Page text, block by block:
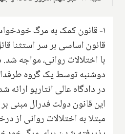
۱- قانون کمک به مرگ
قانون اساسی بر سر استثنا
با اختلالات روانی، مواجه
دوشنبه توسط یک گروه
در دادگاه عالی انتاریو
این قانون دولت فدرال مبنی
مبتلا به اختلالات روانی از